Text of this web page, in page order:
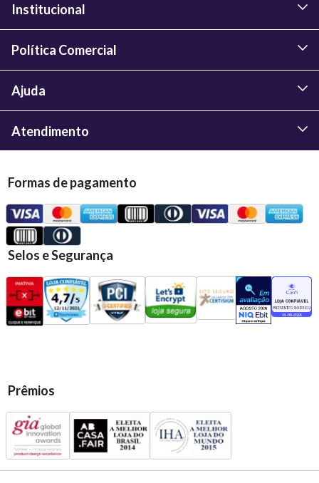
Institucional
Política Comercial
Ajuda
Atendimento
Formas de pagamento
Selos e Segurança
Prêmios